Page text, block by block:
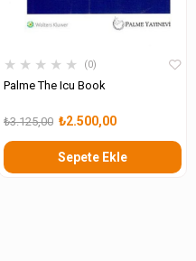
★ ★ ★ ★ ★ 0
Palme The Icu Book
₺2.500,00
₺3.125,00
Sepete Ekle